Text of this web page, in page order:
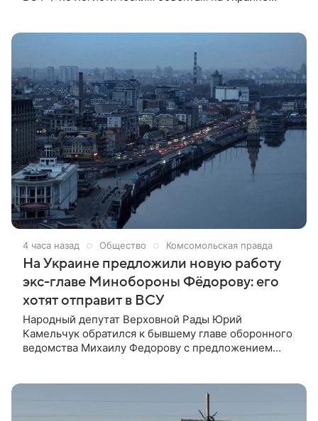
4 часа назад Общество Комсомольская правда
На Украине предложили новую работу
экс-главе Минобороны Фёдорову: его
хотят отправит в ВСУ
Народный депутат Верховной Рады Юрий
Камельчук обратился к бывшему главе оборонного
ведомства Михаилу Федорову с предложением
политика нет брони от призыва, ему стоит самому